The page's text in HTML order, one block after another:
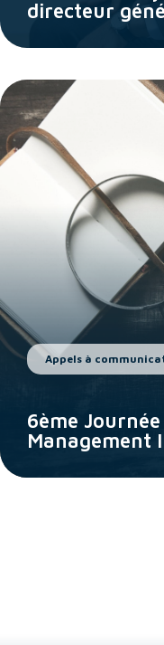
directeur
Appels à
6ème
Management